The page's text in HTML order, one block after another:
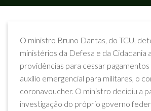
O ministro Bruno Dantas, do TCU,
ministérios da Defesa e da Cidadania
providências para cessar
auxílio emergencial para militares, o
coronavoucher. O ministro decidiu a
investigação do próprio governo